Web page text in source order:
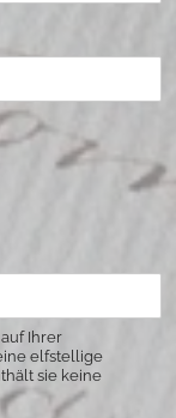
Ihrer
elfstellige
sie keine